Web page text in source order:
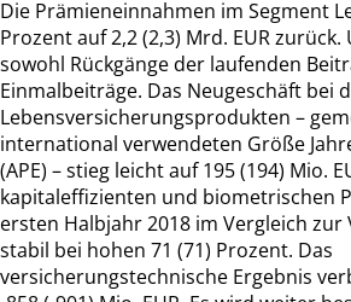
Die Prämieneinnahmen im Segment
Prozent auf 2,2 (2,3) Mrd. EUR
sowohl Rückgänge der laufenden
Einmalbeiträge. Das Neugeschäft bei
Lebensversicherungsprodukten –
international verwendeten Größe
(APE) – stieg leicht auf 195 (194) Mio.
kapitaleffizienten und biometrischen
ersten Halbjahr 2018 im Vergleich
stabil bei hohen 71 (71) Prozent. Das
versicherungstechnische Ergebnis